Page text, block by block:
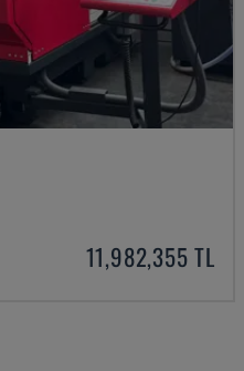
11,982,355 TL